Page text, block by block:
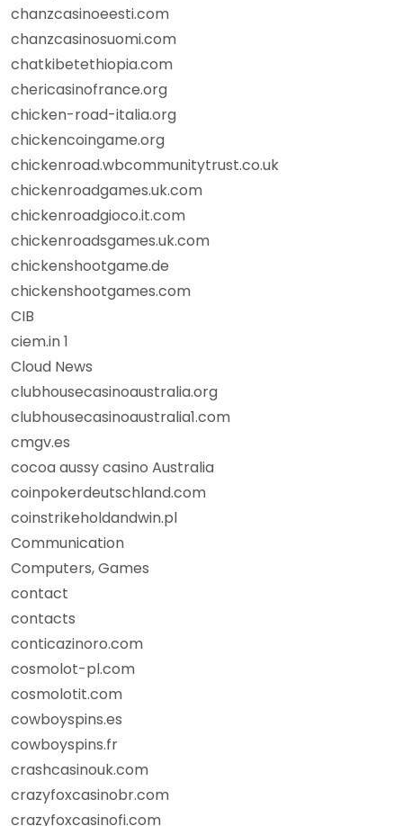
chanzcasinoeesti.com
chanzcasinosuomi.com
chatkibetethiopia.com
chericasinofrance.org
chicken-road-italia.org
chickencoingame.org
chickenroad.wbcommunitytrust.co.uk
chickenroadgames.uk.com
chickenroadgioco.it.com
chickenroadsgames.uk.com
chickenshootgame.de
chickenshootgames.com
CIB
ciem.in 1
Cloud News
clubhousecasinoaustralia.org
clubhousecasinoaustralia1.com
cmgv.es
cocoa aussy casino Australia
coinpokerdeutschland.com
coinstrikeholdandwin.pl
Communication
Computers, Games
contact
contacts
conticazinoro.com
cosmolot-pl.com
cosmolotit.com
cowboyspins.es
cowboyspins.fr
crashcasinouk.com
crazyfoxcasinobr.com
crazyfoxcasinofi.com